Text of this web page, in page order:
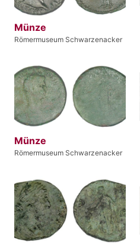
Münze
Römermuseum Schwarzenacker
Münze
Römermuseum Schwarzenacker